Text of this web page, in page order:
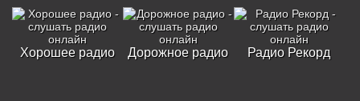
Хорошее радио Дорожное радио Радио Рекорд